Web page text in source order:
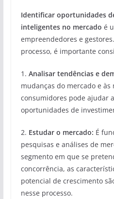
Identificar oportunidades
inteligentes no mercado é
empreendedores e
processo, é importante
1. Analisar tendências e
mudanças do mercado e às
consumidores pode ajudar
oportunidades de
2. Estudar o mercado: É
pesquisas e análises de
segmento em que se
concorrência, as
potencial de crescimento
nesse processo.